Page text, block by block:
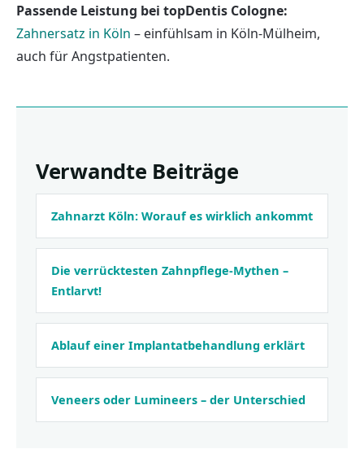
Passende Leistung bei topDentis Cologne:
Zahnersatz in Köln – einfühlsam in Köln-Mülheim,
auch für Angstpatienten.
Verwandte Beiträge
Zahnarzt Köln: Worauf es wirklich ankommt
Die verrücktesten Zahnpflege-Mythen –
Entlarvt!
Ablauf einer Implantatbehandlung erklärt
Veneers oder Lumineers – der Unterschied